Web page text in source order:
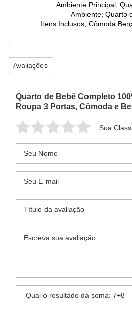
Ambiente Principal;
Ambiente; Quarto
Itens Inclusos;
Avaliações
Quarto de Bebê Completo
Roupa 3 Portas, Cômoda e
Sua